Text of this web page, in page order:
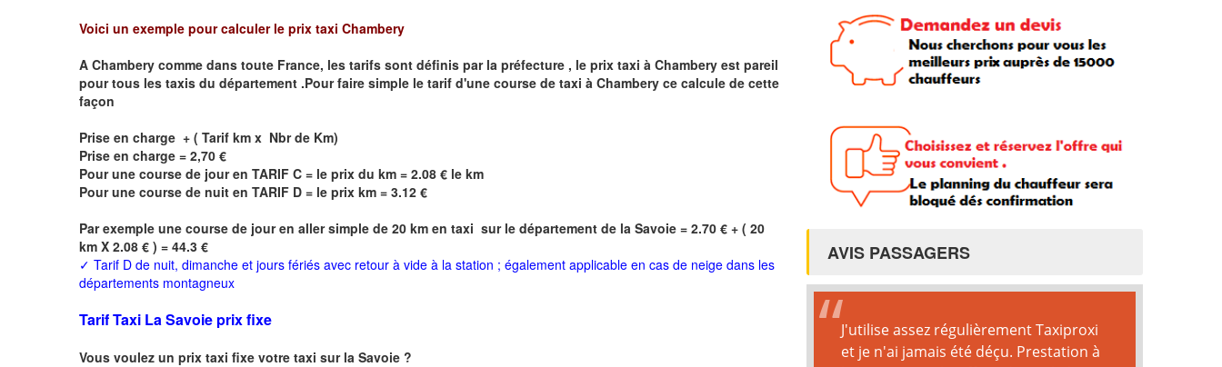
Voici un exemple pour calculer le prix taxi Chambery
A Chambery comme dans toute France, les tarifs sont définis par la préfecture , le prix taxi à Chambery est pareil
pour tous les taxis du département .Pour faire simple le tarif d'une course de taxi à Chambery ce calcule de cette
façon
Prise en charge + ( Tarif km x Nbr de Km)
Prise en charge = 2,70 €
Pour une course de jour en TARIF C = le prix du km = 2.08 € le km
Pour une course de nuit en TARIF D = le prix km = 3.12 €
Par exemple une course de jour en aller simple de 20 km en taxi sur le département de la Savoie = 2.70 € + ( 20
km X 2.08 € ) = 44.3 €
✓ Tarif D de nuit, dimanche et jours fériés avec retour à vide à la station ; également applicable en cas de neige dans les
départements montagneux
Tarif Taxi La Savoie prix fixe
Vous voulez un prix taxi fixe votre taxi sur la Savoie ?
AVIS PASSAGERS